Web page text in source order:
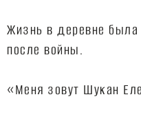
Жизнь в деревне была
после войны.
«Меня зовут Шукан